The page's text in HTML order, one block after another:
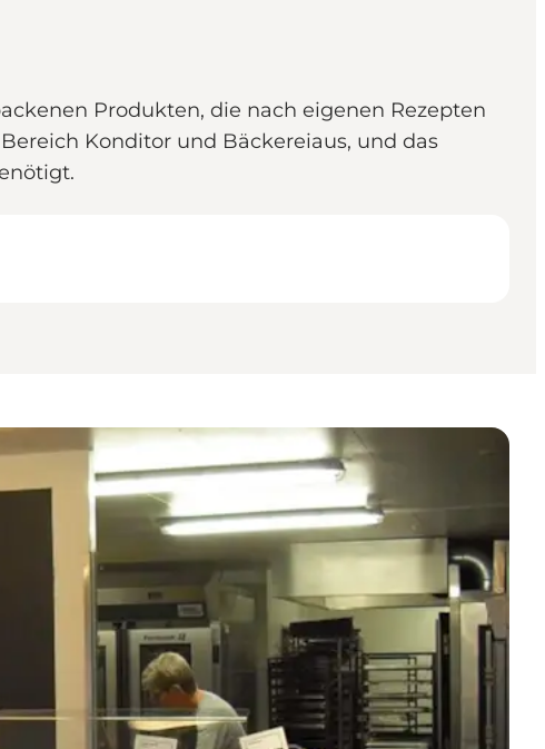
Produkten, die nach eigenen Rezepten
Konditor und Bäckereiaus, und das